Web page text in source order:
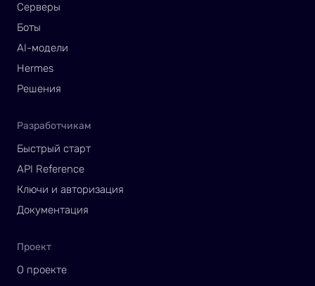
Серверы
Боты
AI-модели
Hermes
Решения
Разработчикам
Быстрый старт
API Reference
Ключи и авторизация
Документация
Проект
О проекте